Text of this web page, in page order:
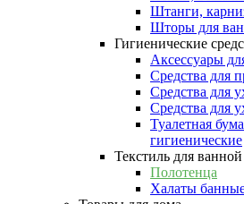
Штанги,
Шторы для
Гигиенические
Аксессуары
Средства для
Средства для
Средства для
Туалетная
гигиенические
Текстиль для ванной
Полотенца
Халаты